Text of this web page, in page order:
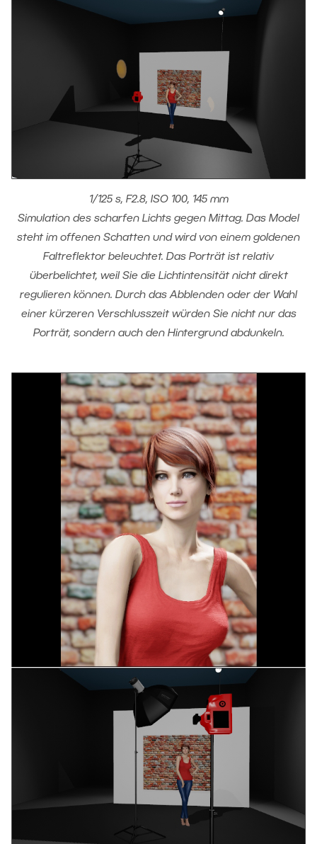
1/125 s, F2.8, ISO 100, 145 mm
Simulation des scharfen Lichts gegen Mittag. Das Model
steht im offenen Schatten und wird von einem goldenen
Faltreflektor beleuchtet. Das Porträt ist relativ
überbelichtet, weil Sie die Lichtintensität nicht direkt
regulieren können. Durch das Abblenden oder der Wahl
einer kürzeren Verschlusszeit würden Sie nicht nur das
Porträt, sondern auch den Hintergrund abdunkeln.